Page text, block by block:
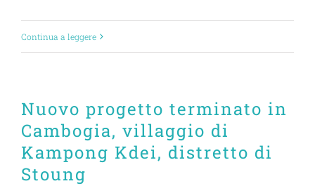
Continua a leggere
Nuovo progetto terminato in
Cambogia, villaggio di
Kampong Kdei, distretto di
Stoung